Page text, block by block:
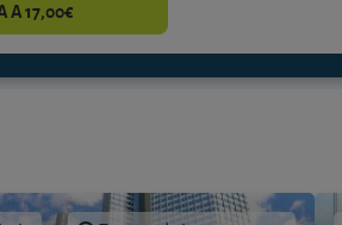
A 17,00€